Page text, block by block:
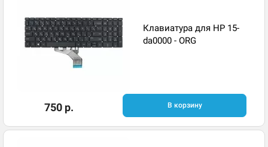
Клавиатура для HP 15-
da0000 - ORG
750 р. В корзину